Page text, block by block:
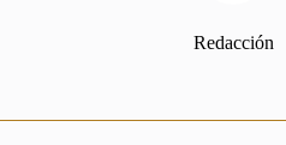
Redacción